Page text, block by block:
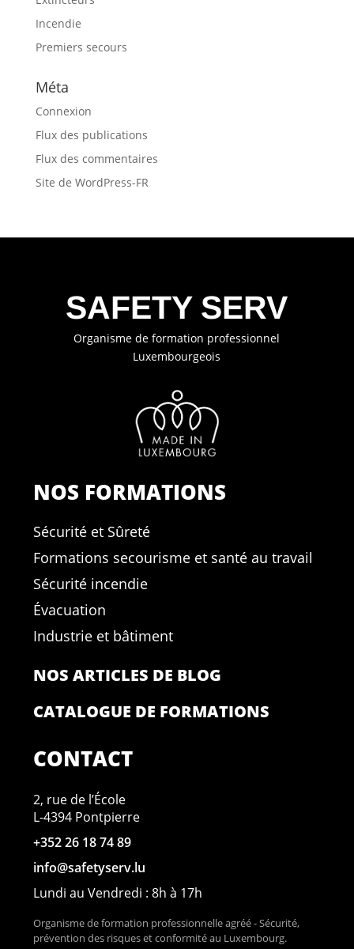
Incendie
Premiers secours
Méta
Connexion
Flux des publications
Flux des commentaires
Site de WordPress-FR
SAFETY SERV
Organisme de formation professionnel
Luxembourgeois
NOS FORMATIONS
Sécurité et Sûreté
Formations secourisme et santé au travail
Sécurité incendie
Évacuation
Industrie et bâtiment
NOS ARTICLES DE BLOG
CATALOGUE DE FORMATIONS
CONTACT
2, rue de l’École
L-4394 Pontpierre
+352 26 18 74 89
info@safetyserv.lu
Lundi au Vendredi : 8h à 17h
Organisme de formation professionnelle agréé - Sécurité,
prévention des risques et conformité au Luxembourg.